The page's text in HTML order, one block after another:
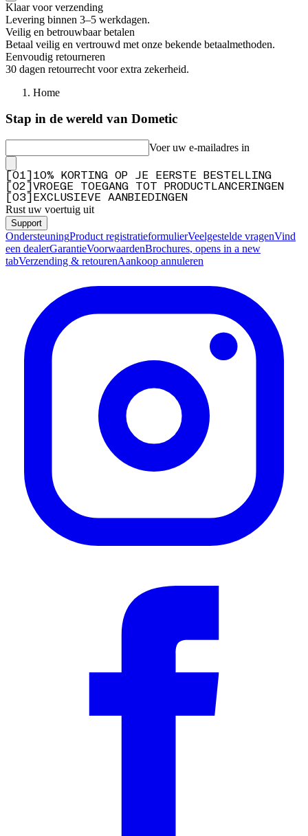
Klaar voor verzending
Levering binnen 3–5 werkdagen.
Veilig en betrouwbaar betalen
Betaal veilig en vertrouwd met onze bekende betaalmethoden.
Eenvoudig retourneren
30 dagen retourrecht voor extra zekerheid.
Home
Stap in de wereld van Dometic
Voer uw e-mailadres in
01
10% KORTING OP JE EERSTE BESTELLING
02
VROEGE TOEGANG TOT PRODUCTLANCERINGEN
03 EXCLUSIEVE AANBIEDINGEN
Rust uw voertuig uit
Support
OndersteuningProduct registratieformulierVeelgestelde vragenVind
een dealerGarantieVoorwaardenBrochures, opens in a new
tabVerzending & retourenAankoop annuleren